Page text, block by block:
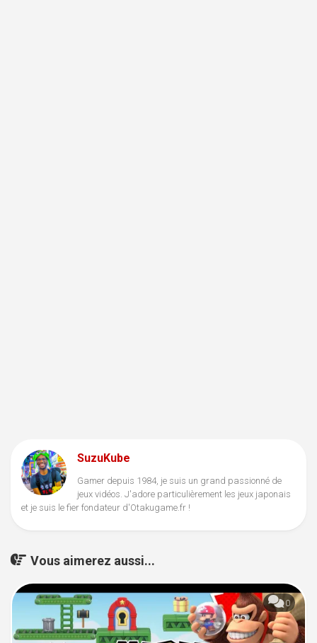
SuzuKube
Gamer depuis 1984, je suis un grand passionné de
jeux vidéos. J'adore particulièrement les jeux japonais
et je suis le fier fondateur d'Otakugame.fr !
Vous aimerez aussi...
0